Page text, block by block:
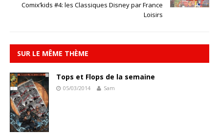
Comix’kids #4: les Classiques Disney par France
Loisirs
SUR LE MÊME THÈME
Tops et Flops de la semaine
05/03/2014 Sam